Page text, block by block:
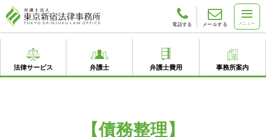
電話する メールする メニュー
法律サービス 弁護士 弁護士費用 事務所案内
【債務整理】